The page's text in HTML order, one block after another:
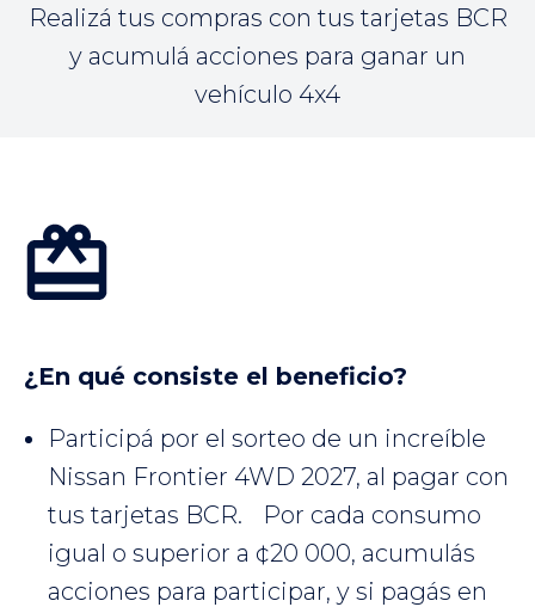
Realizá tus compras con tus tarjetas BCR
y acumulá acciones para ganar un
vehículo 4x4
¿En qué consiste el beneficio?
Participá por el sorteo de un increíble
Nissan Frontier 4WD 2027, al pagar con
tus tarjetas BCR. Por cada consumo
igual o superior a ¢20 000, acumulás
acciones para participar, y si pagás en